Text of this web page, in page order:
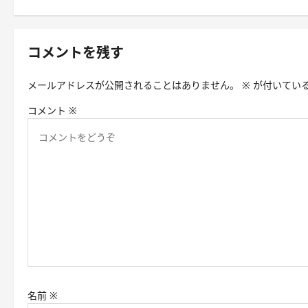
ー
シ
ョ
コメントを残す
メールアドレスが公開されることはありません。 ※ が付いてい
コメント ※
名前 ※